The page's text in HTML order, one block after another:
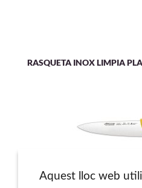
RASQUETA INOX LIMPIA
Aquest lloc web